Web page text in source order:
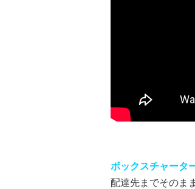
ボックスチャータ
配達先までそのま